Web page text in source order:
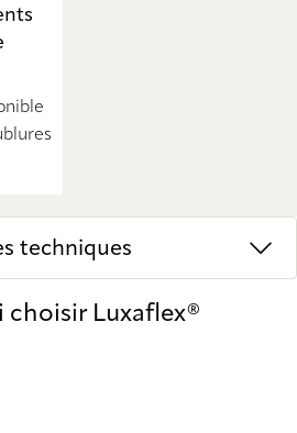
techniques
choisir Luxaflex®